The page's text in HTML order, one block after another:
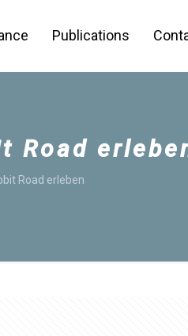
Publications
Road
Road erleben